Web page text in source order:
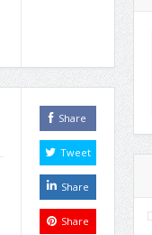
Share
Tweet
Share
Share